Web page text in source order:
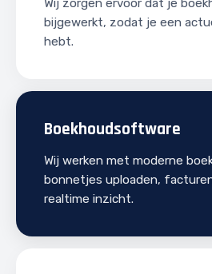
Wij zorgen ervoor dat je
bijgewerkt, zodat je een
hebt.
Boekhoudsoftware
Wij werken met moderne
bonnetjes uploaden,
realtime inzicht.